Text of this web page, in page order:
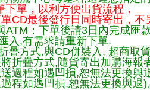
下單，以利方便出貨流程，
CD最後發行日同時寄出，不
ATM：下單後請3日內完成
入,有需求請重新下單.
疊方式,與CD併裝入, 超商取
折疊方式,隨貨寄出加購海
過程如遇凹損,恕無法更換
程如遇凹損,恕無法更換與退)